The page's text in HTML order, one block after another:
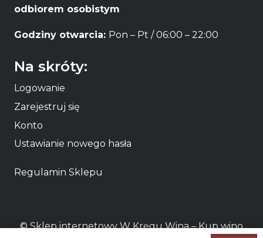
odbiorem osobistym
Godziny otwarcia: Pon – Pt / 06:00 – 22:00
Na skróty:
Logowanie
Zarejestruj się
Konto
Ustawianie nowego hasła
Regulamin Sklepu
© Sklep internetowy W Kręgu Wina – Kupwino